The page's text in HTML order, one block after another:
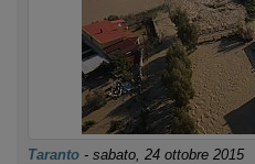
Taranto - sabato, 24 ottobre 2015